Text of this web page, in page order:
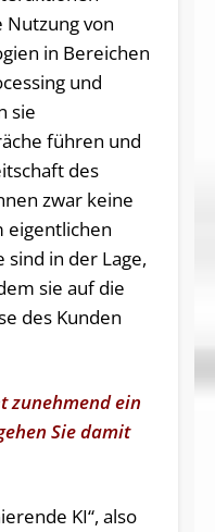
von
in Bereichen
und
sie
führen und
des
zwar keine
eigentlichen
sind in der Lage,
sie auf die
des Kunden
zunehmend ein
Sie damit
KI“, also